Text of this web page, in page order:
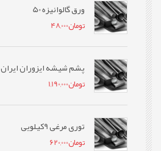
ورق گالوانیزه 50
تومان48,000
پشم شیشه ایزوران ایران
تومان1,190,000
توری مرغی 9کیلویی
تومان620,000